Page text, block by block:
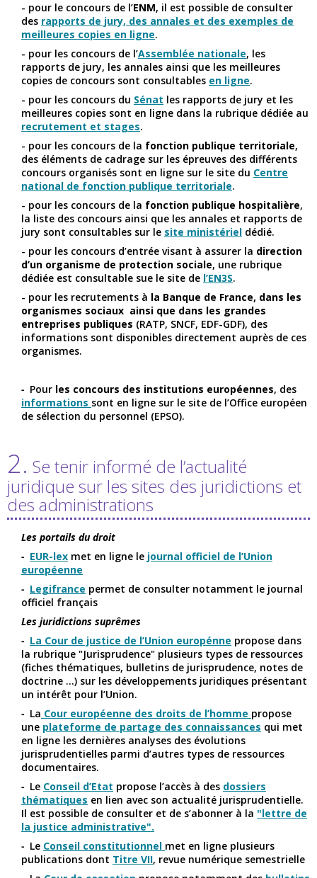
- pour le concours de l’ENM, il est possible de consulter
des rapports de jury, des annales et des exemples de
meilleures copies en ligne.
- pour les concours de l’Assemblée nationale, les
rapports de jury, les annales ainsi que les meilleures
copies de concours sont consultables en ligne.
- pour les concours du Sénat les rapports de jury et les
meilleures copies sont en ligne dans la rubrique dédiée au
recrutement et stages.
- pour les concours de la fonction publique territoriale,
des éléments de cadrage sur les épreuves des différents
concours organisés sont en ligne sur le site du Centre
national de fonction publique territoriale.
- pour les concours de la fonction publique hospitalière,
la liste des concours ainsi que les annales et rapports de
jury sont consultables sur le site ministériel dédié.
- pour les concours d’entrée visant à assurer la direction
d’un organisme de protection sociale, une rubrique
dédiée est consultable sue le site de l’EN3S.
- pour les recrutements à la Banque de France, dans les
organismes sociaux ainsi que dans les grandes
entreprises publiques (RATP, SNCF, EDF-GDF), des
informations sont disponibles directement auprès de ces
organismes.
Pour les concours des institutions européennes, des
informations sont en ligne sur le site de l’Office européen
de sélection du personnel (EPSO).
2. Se tenir informé de l’actualité
juridique sur les sites des juridictions et
des administrations
Les portails du droit
EUR-lex met en ligne le journal officiel de l’Union
européenne
Legifrance permet de consulter notamment le journal
officiel français
Les juridictions suprêmes
La Cour de justice de l’Union europénne propose dans
la rubrique "Jurisprudence" plusieurs types de ressources
(fiches thématiques, bulletins de jurisprudence, notes de
doctrine ...) sur les développements juridiques présentant
un intérêt pour l’Union.
La Cour européenne des droits de l’homme propose
une plateforme de partage des connaissances qui met
en ligne les dernières analyses des évolutions
jurisprudentielles parmi d’autres types de ressources
documentaires.
Le Conseil d’Etat propose l’accès à des dossiers
thématiques en lien avec son actualité jurisprudentielle.
Il est possible de consulter et de s’abonner à la "lettre de
la justice administrative".
Le Conseil constitutionnel met en ligne plusieurs
publications dont Titre VII, revue numérique semestrielle